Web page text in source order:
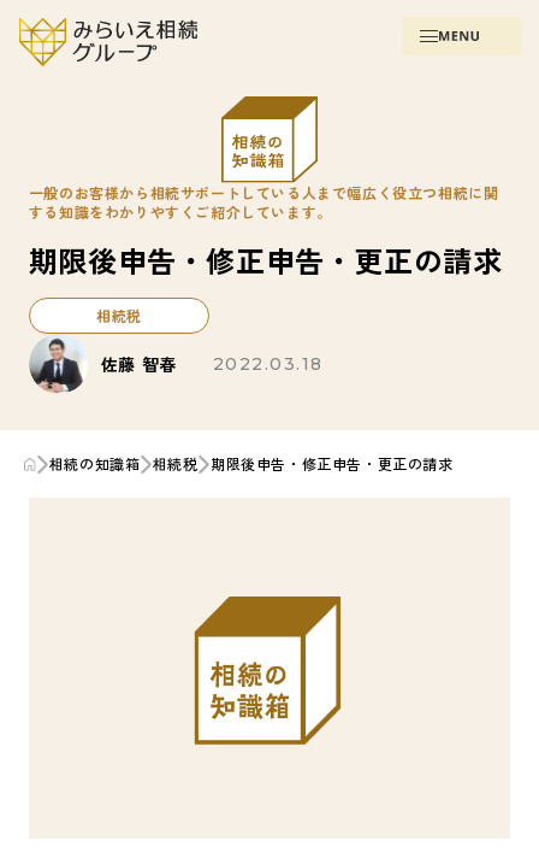
一般のお客様から相続サポートしている人まで幅広く役立つ相続に関
する知識をわかりやすくご紹介しています。
期限後申告・修正申告・更正の請求
相続税
佐藤 智春 2022.03.18
相続の知識箱 相続税 期限後申告・修正申告・更正の請求